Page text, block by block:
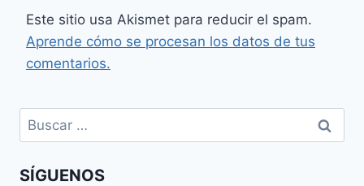
Este sitio usa Akismet para reducir el spam.
Aprende cómo se procesan los datos de tus
comentarios.
Buscar:
SÍGUENOS